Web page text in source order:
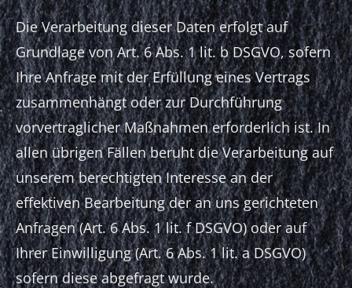
Die Verarbeitung dieser Daten erfolgt auf
Grundlage von Art. 6 Abs. 1 lit. b DSGVO, sofern
Ihre Anfrage mit der Erfüllung eines Vertrags
zusammenhängt oder zur Durchführung
vorvertraglicher Maßnahmen erforderlich ist. In
allen übrigen Fällen beruht die Verarbeitung auf
unserem berechtigten Interesse an der
effektiven Bearbeitung der an uns gerichteten
Anfragen (Art. 6 Abs. 1 lit. f DSGVO) oder auf
Ihrer Einwilligung (Art. 6 Abs. 1 lit. a DSGVO)
sofern diese abgefragt wurde.